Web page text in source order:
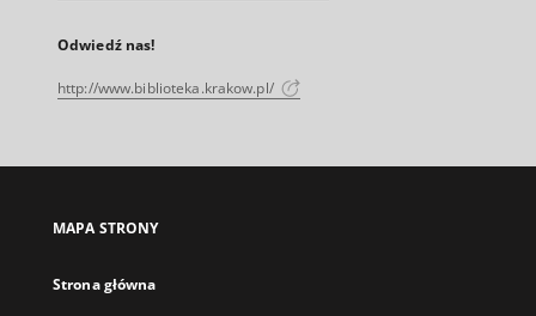
Odwiedź nas!
http://www.biblioteka.krakow.pl/
MAPA STRONY
Strona główna